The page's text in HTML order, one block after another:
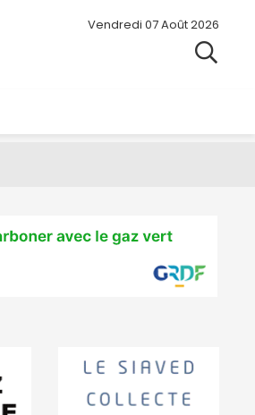
Vendredi 07 Août 2026